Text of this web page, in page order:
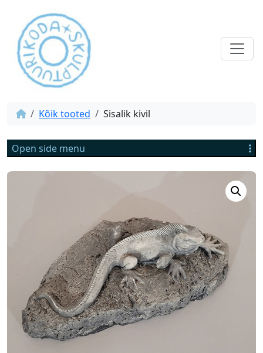
Kõik tooted Sisalik kivil
Open side menu